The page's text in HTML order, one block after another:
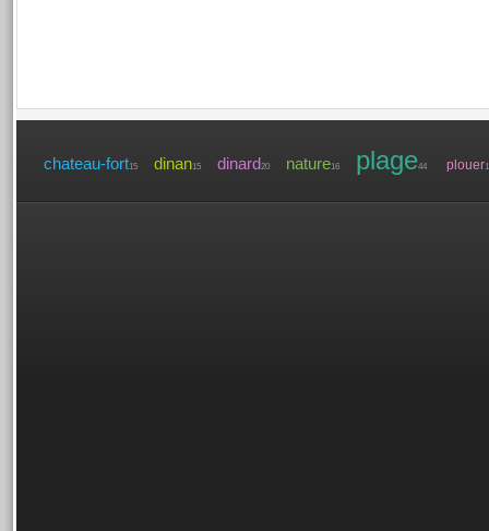
chateau-fort15 dinan15 dinard20 nature16 plage44 plouer